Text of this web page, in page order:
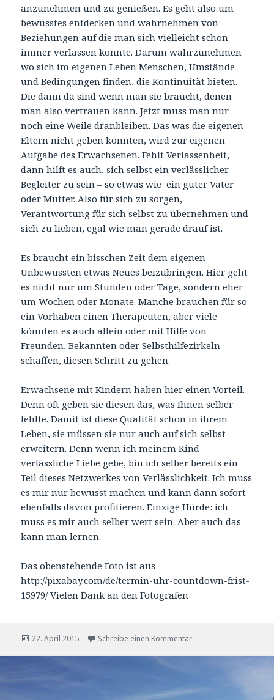
anzunehmen und zu genießen. Es geht also um
bewusstes entdecken und wahrnehmen von
Beziehungen auf die man sich vielleicht schon
immer verlassen konnte. Darum wahrzunehmen
wo sich im eigenen Leben Menschen, Umstände
und Bedingungen finden, die Kontinuität bieten.
Die dann da sind wenn man sie braucht, denen
man also vertrauen kann. Jetzt muss man nur
noch eine Weile dranbleiben. Das was die eigenen
Eltern nicht geben konnten, wird zur eigenen
Aufgabe des Erwachsenen. Fehlt Verlassenheit,
dann hilft es auch, sich selbst ein verlässlicher
Begleiter zu sein – so etwas wie ein guter Vater
oder Mutter. Also für sich zu sorgen,
Verantwortung für sich selbst zu übernehmen und
sich zu lieben, egal wie man gerade drauf ist.
Es braucht ein bisschen Zeit dem eigenen
Unbewussten etwas Neues beizubringen. Hier geht
es nicht nur um Stunden oder Tage, sondern eher
um Wochen oder Monate. Manche brauchen für so
ein Vorhaben einen Therapeuten, aber viele
könnten es auch allein oder mit Hilfe von
Freunden, Bekannten oder Selbsthilfezirkeln
schaffen, diesen Schritt zu gehen.
Erwachsene mit Kindern haben hier einen Vorteil.
Denn oft geben sie diesen das, was Ihnen selber
fehlte. Damit ist diese Qualität schon in ihrem
Leben, sie müssen sie nur auch auf sich selbst
erweitern. Denn wenn ich meinem Kind
verlässliche Liebe gebe, bin ich selber bereits ein
Teil dieses Netzwerkes von Verlässlichkeit. Ich muss
es mir nur bewusst machen und kann dann sofort
ebenfalls davon profitieren. Einzige Hürde: ich
muss es mir auch selber wert sein. Aber auch das
kann man lernen.
Das obenstehende Foto ist aus
http://pixabay.com/de/termin-uhr-countdown-frist-
15979/ Vielen Dank an den Fotografen
Veröffentlicht
22. April 2015 Schreibe einen Kommentarzu Die Vergangenheit